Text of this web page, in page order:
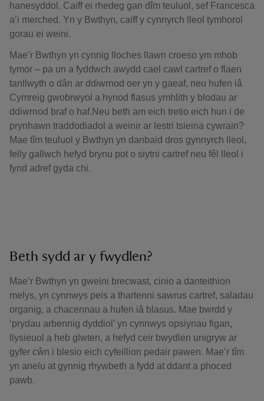
hanesyddol. Caiff ei rhedeg gan dîm teuluol, sef Francesca
a’i merched. Yn y Bwthyn, caiff y cynnyrch lleol tymhorol
gorau ei weini.
Mae’r Bwthyn yn cynnig lloches llawn croeso ym mhob
tymor – pa un a fyddwch awydd cael cawl cartref o flaen
tanllwyth o dân ar ddiwrnod oer yn y gaeaf, neu hufen iâ
Cymreig gwobrwyol a hynod flasus ymhlith y blodau ar
ddiwrnod braf o haf.Neu beth am eich tretio eich hun i de
prynhawn traddodiadol a weinir ar lestri tsieina cywrain?
Mae tîm teuluol y Bwthyn yn danbaid dros gynnyrch lleol,
felly gallwch hefyd brynu pot o siytni cartref neu fêl lleol i
fynd adref gyda chi.
Beth sydd ar y fwydlen?
Mae’r Bwthyn yn gweini brecwast, cinio a danteithion
melys, yn cynnwys peis a thartenni sawrus cartref, saladau
organig, a chacennau a hufen iâ blasus. Mae bwrdd y
‘prydau arbennig dyddiol’ yn cynnwys opsiynau figan,
llysieuol a heb glwten, a hefyd ceir bwydlen unigryw ar
gyfer cŵn i blesio eich cyfeillion pedair pawen. Mae’r tîm
yn anelu at gynnig rhywbeth a fydd at ddant a phoced
pawb.